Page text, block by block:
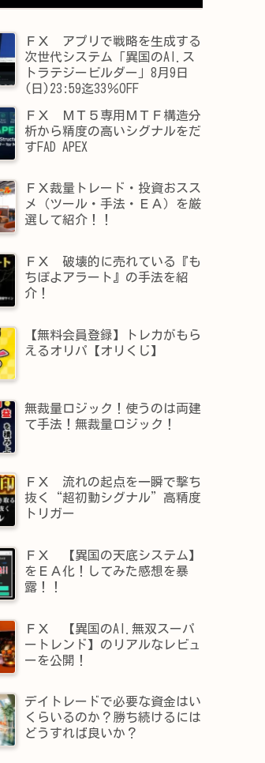
ＦＸ アプリで戦略を生成する
次世代システム「異国のAI.ス
トラテジービルダー」8月9日
(日)23:59迄33％OFF
ＦＸ ＭＴ５専用ＭＴＦ構造分
析から精度の高いシグナルをだ
すFAD APEX
ＦＸ裁量トレード・投資おスス
メ（ツール・手法・ＥＡ）を厳
選して紹介！！
ＦＸ 破壊的に売れている『も
ちぽよアラート』の手法を紹
介！
【無料会員登録】トレカがもら
えるオリパ【オリくじ】
無裁量ロジック！使うのは両建
て手法！無裁量ロジック！
ＦＸ 流れの起点を一瞬で撃ち
抜く“超初動シグナル”高精度
トリガー
ＦＸ 【異国の天底システム】
をＥＡ化！してみた感想を暴
露！！
ＦＸ 【異国のAI.無双スーパ
ートレンド】​のリアルなレビュ
ーを公開！
デイトレードで必要な資金はい
くらいるのか？勝ち続けるには
どうすれば良いか？